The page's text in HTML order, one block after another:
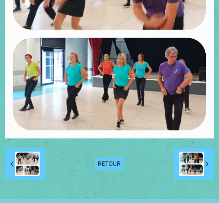
RETOUR